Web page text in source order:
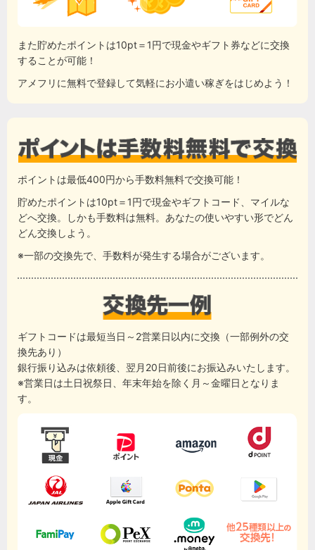
また貯めたポイントは10pt＝1円で現金やギフト券などに交換
することが可能！
アメフリに無料で登録して気軽にお小遣い稼ぎをはじめよう！
ポイントは最低400円から手数料無料で交換可能！
貯めたポイントは10pt＝1円で現金やギフトコード、マイルな
どへ交換。しかも手数料は無料。あなたの使いやすい形でどん
どん交換しよう。
※一部の交換先で、手数料が発生する場合がございます。
ギフトコードは最短当日～2営業日以内に交換（一部例外の交
換先あり）
銀行振り込みは依頼後、翌月20日前後にお振込みいたします。
※営業日は土日祝祭日、年末年始を除く月～金曜日となりま
す。